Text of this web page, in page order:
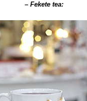
– Fekete tea: